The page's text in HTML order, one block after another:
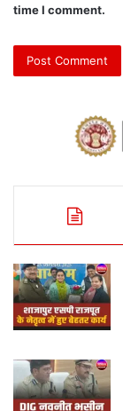
time I comment.